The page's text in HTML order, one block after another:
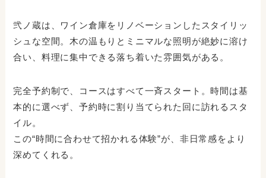
弐ノ蔵は、ワイン倉庫をリノベーションしたスタイリッ
シュな空間。木の温もりとミニマルな照明が絶妙に溶け
合い、料理に集中できる落ち着いた雰囲気がある。
完全予約制で、コースはすべて一斉スタート。時間は基
本的に選べず、予約時に割り当てられた回に訪れるスタ
イル。
この“時間に合わせて招かれる体験”が、非日常感をより
深めてくれる。